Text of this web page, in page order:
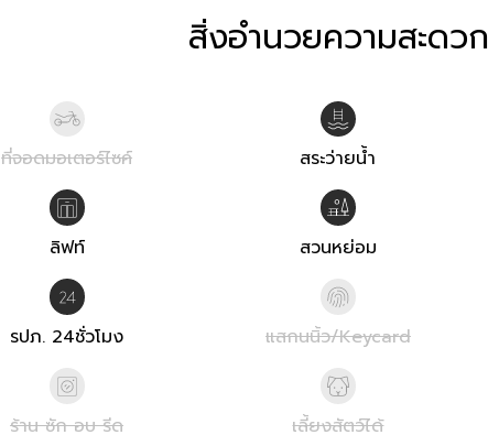
สิ่งอำนวยความสะดวก
ที่จอดมอเตอร์ไซค์ สระว่ายน้ำ
ลิฟท์ สวนหย่อม
รปภ. 24ชั่วโมง แสกนนิ้ว/Keycard
ร้าน ซัก อบ รีด เลี้ยงสัตว์ได้